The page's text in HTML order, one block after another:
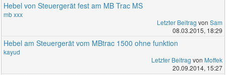
Hebel von Steuergerät fest am MB Trac MS
mb xxx
Letzter Beitrag von Sam
08.03.2015, 18:29
Hebel am Steuergerät vom MBtrac 1500 ohne funktion
kayud
Letzter Beitrag von Moffek
20.09.2014, 15:27